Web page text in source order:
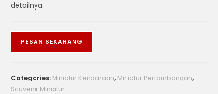
detailnya:
PESAN SEKARANG
Categories: Miniatur Kendaraan, Miniatur Pertambangan,
Souvenir Miniatur